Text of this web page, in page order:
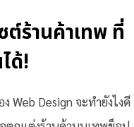
ต์ร้านค้าเทพ ที่
ด้!
Web Design จะทำยังไงดี